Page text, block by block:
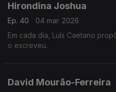
Hirondina Joshua
Ep. 40
04 mar. 2026
Em cada dia, Luís Caetano
o escreveu.
David Mourão-Ferreira